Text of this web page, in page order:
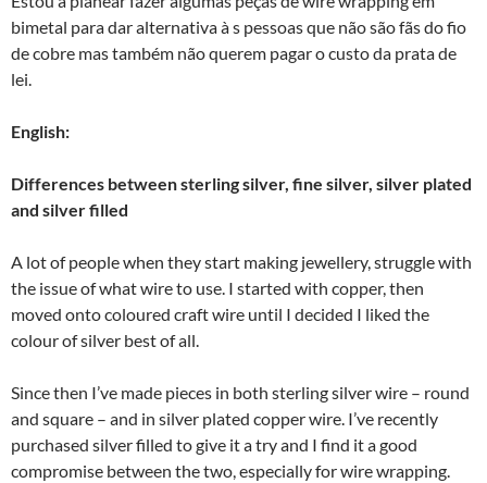
bimetal para dar alternativa à s pessoas que não são fãs do fio
de cobre mas também não querem pagar o custo da prata de
lei.
English:
Differences between sterling silver, fine silver, silver plated
and silver filled
A lot of people when they start making jewellery, struggle with
the issue of what wire to use. I started with copper, then
moved onto coloured craft wire until I decided I liked the
colour of silver best of all.
Since then I’ve made pieces in both sterling silver wire – round
and square – and in silver plated copper wire. I’ve recently
purchased silver filled to give it a try and I find it a good
compromise between the two, especially for wire wrapping.